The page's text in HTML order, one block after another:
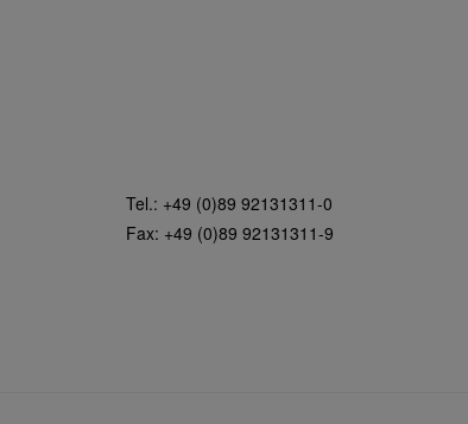
Tel.: +49 (0)89 92131311-0
Fax: +49 (0)89 92131311-9